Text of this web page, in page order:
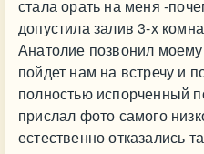
стала орать на меня -
допустила залив 3-х
Анатолие позвонил моему
пойдет нам на встречу и
полностью испорченный
прислал фото самого
естественно отказались